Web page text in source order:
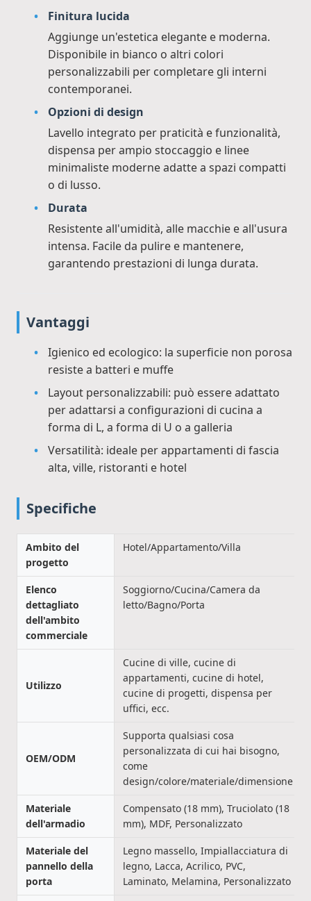
Finitura lucida
Aggiunge un'estetica elegante e moderna.
Disponibile in bianco o altri colori
personalizzabili per completare gli interni
contemporanei.
Opzioni di design
Lavello integrato per praticità e funzionalità,
dispensa per ampio stoccaggio e linee
minimaliste moderne adatte a spazi compatti
o di lusso.
Durata
Resistente all'umidità, alle macchie e all'usura
intensa. Facile da pulire e mantenere,
garantendo prestazioni di lunga durata.
Vantaggi
Igienico ed ecologico: la superficie non porosa
resiste a batteri e muffe
Layout personalizzabili: può essere adattato
per adattarsi a configurazioni di cucina a
forma di L, a forma di U o a galleria
Versatilità: ideale per appartamenti di fascia
alta, ville, ristoranti e hotel
Specifiche
Ambito del
progetto
Hotel/Appartamento/Villa
Elenco
dettagliato
dell'ambito
commerciale
Soggiorno/Cucina/Camera da
letto/Bagno/Porta
Utilizzo
Cucine di ville, cucine di
appartamenti, cucine di hotel,
cucine di progetti, dispensa per
uffici, ecc.
OEM/ODM
Supporta qualsiasi cosa
personalizzata di cui hai bisogno,
come
design/colore/materiale/dimensione
Materiale
dell'armadio
Compensato (18 mm), Truciolato (18
mm), MDF, Personalizzato
Materiale del
pannello della
porta
Legno massello, Impiallacciatura di
legno, Lacca, Acrilico, PVC,
Laminato, Melamina, Personalizzato